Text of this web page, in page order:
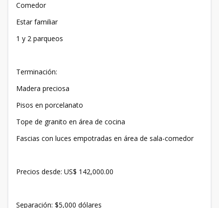
Comedor
Estar familiar
1 y 2 parqueos
Terminación:
Madera preciosa
Pisos en porcelanato
Tope de granito en área de cocina
Fascias con luces empotradas en área de sala-comedor
Precios desde: US$ 142,000.00
Separación: $5,000 dólares